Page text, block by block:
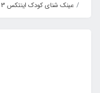
عینک شنای کودک اینتکس 3 تا 8 سال طرح کوسه 55610